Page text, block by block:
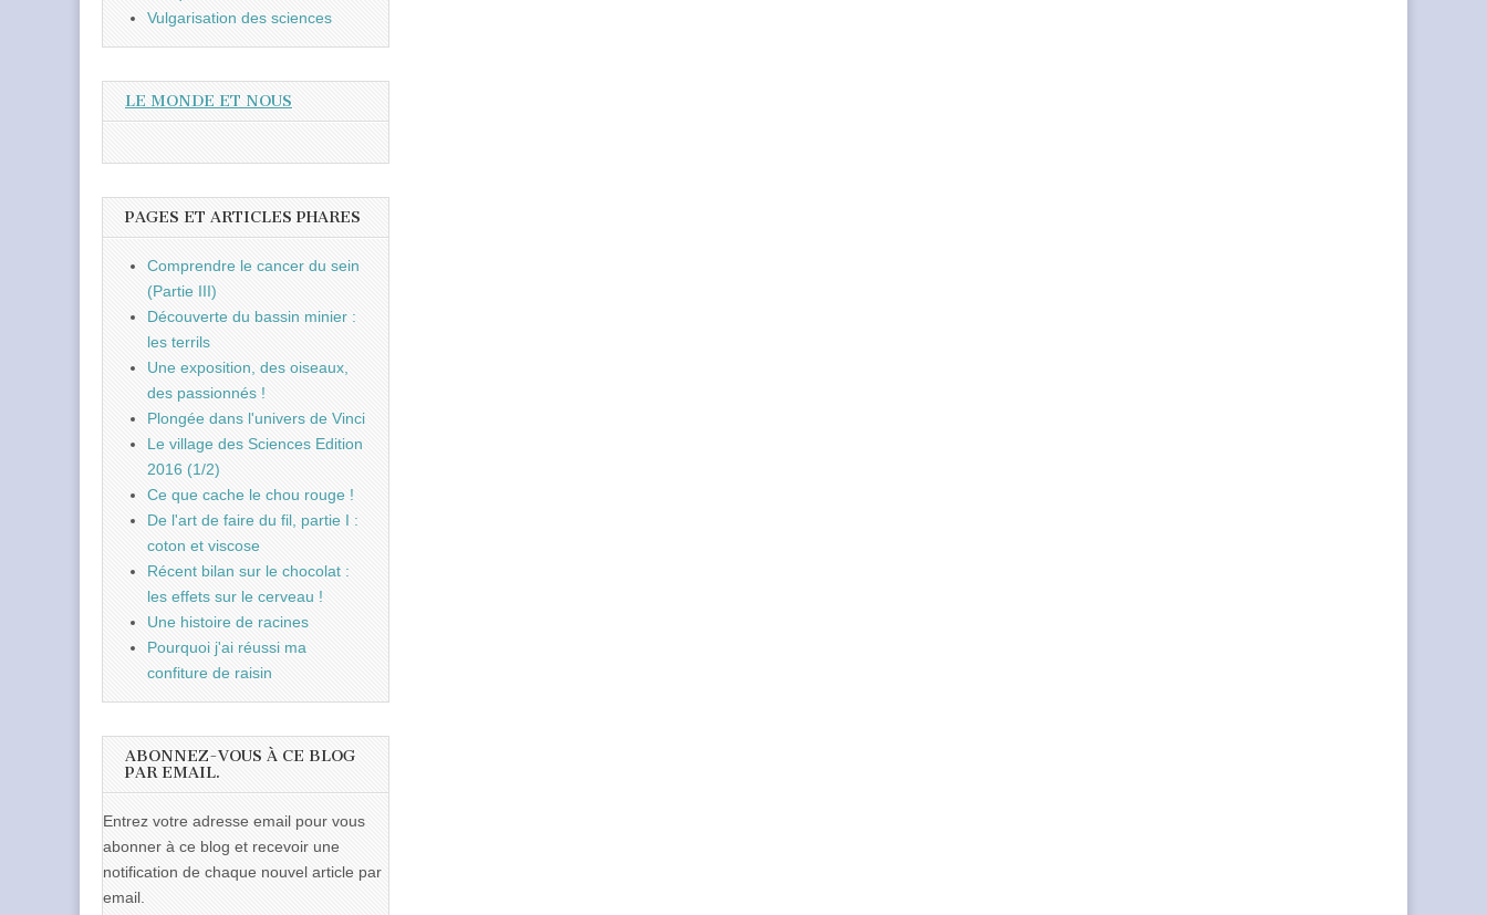
Vulgarisation des sciences
LE MONDE ET NOUS
PAGES ET ARTICLES PHARES
Comprendre le cancer du sein
(Partie III)
Découverte du bassin minier :
les terrils
Une exposition, des oiseaux,
des passionnés !
Plongée dans l'univers de Vinci
Le village des Sciences Edition
2016 (1/2)
Ce que cache le chou rouge !
De l'art de faire du fil, partie I :
coton et viscose
Récent bilan sur le chocolat :
les effets sur le cerveau !
Une histoire de racines
Pourquoi j'ai réussi ma
confiture de raisin
ABONNEZ-VOUS À CE BLOG
PAR EMAIL.
Entrez votre adresse email pour vous
abonner à ce blog et recevoir une
notification de chaque nouvel article par
email.